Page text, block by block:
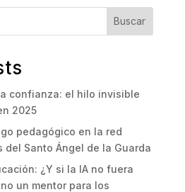
Buscar
confianza: el hilo invisible
2025
pedagógico en la red
del Santo Ángel de la Guarda
¿Y si la IA no fuera
un mentor para los